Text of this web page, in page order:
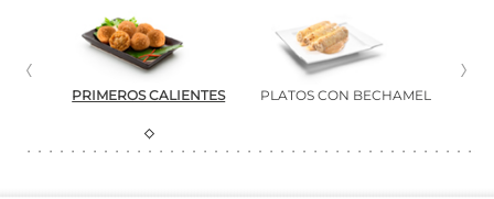
PRIMEROS CALIENTES PLATOS CON BECHAMEL